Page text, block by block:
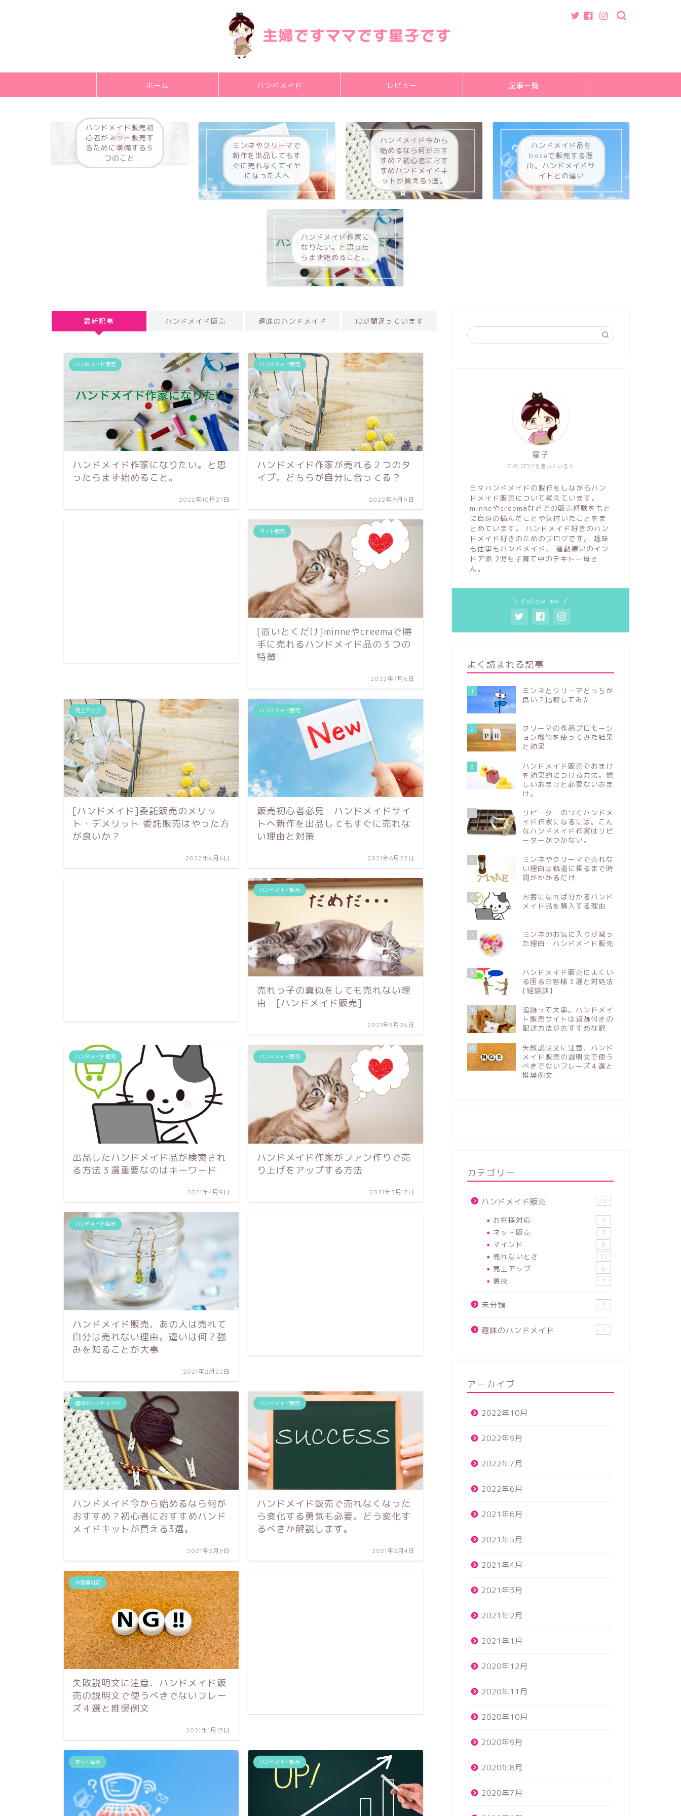
ホーム ハンドメイド レビュー 記事一覧
ハンドメイド販売初
心者がネット販売す
るために準備する５
つのこと
ミンネやクリーマで
新作を出品してもす
ぐに売れなくてイヤ
になった人へ
ハンドメイド今から
始めるなら何がおす
すめ？初心者におす
すめハンドメイドキ
ットが買える3選。
ハンドメイド品を
baseで販売する理
由。ハンドメイドサ
イトとの違い
ハンドメイド作家に
なりたい。と思った
らまず始めること。
最新記事 ハンドメイド販売 趣味のハンドメイド IDが間違っています
ハンドメイド販売
ハンドメイド作家になりたい。と思
ったらまず始めること。
2022年10月27日
ハンドメイド販売
ハンドメイド作家が売れる２つのタ
イプ。どちらが自分に合ってる？
2022年9月9日
ネット販売
[置いとくだけ]minneやcreemaで勝
手に売れるハンドメイド品の３つの
特徴
2022年7月6日
売上アップ
[ハンドメイド]委託販売のメリッ
ト・デメリット 委託販売はやった方
が良いか？
2022年6月6日
ハンドメイド販売
販売初心者必見 ハンドメイドサイ
トへ新作を出品してもすぐに売れな
い理由と対策
2021年6月22日
ハンドメイド販売
売れっ子の真似をしても売れない理
由 [ハンドメイド販売]
2021年5月26日
ハンドメイド販売
出品したハンドメイド品が検索され
る方法３選重要なのはキーワード
2021年4月9日
ハンドメイド販売
ハンドメイド作家がファン作りで売
り上げをアップする方法
2021年3月17日
ハンドメイド販売
ハンドメイド販売、あの人は売れて
自分は売れない理由。違いは何？強
みを知ることが大事
2021年2月22日
趣味のハンドメイド
ハンドメイド今から始めるなら何が
おすすめ？初心者におすすめハンド
メイドキットが買える3選。
2021年2月8日
ハンドメイド販売
ハンドメイド販売で売れなくなった
ら変化する勇気も必要。どう変化す
るべきか解説します。
2021年2月4日
お客様対応
失敗説明文に注意、ハンドメイド販
売の説明文で使うべきでないフレー
ズ４選と推奨例文
2021年1月15日
ネット販売 ハンドメイド販売
ハンドメイド作家になりたい。と思
2022年10月27日
ネット販売
[置いとくだけ]minneやcreemaで勝
ハンドメイド販売
販売初心者必見 ハンドメイドサイ
トへ新作を出品してもすぐに売れな
い理由と対策
2021年6月22日
出品したハンドメイド品が検索され
る方法３選重要なのはキーワード
2021年4月9日
ハンドメイド販売
自分は売れない理由。違いは何？強
みを知ることが大事
2021年2月22日
失敗説明文に注意、ハンドメイド販
ハンドメイド販売
ハンドメイド販売で食べていく方
ある
お客様対応
リピーターのつくハンドメイド作家
家はリピーターがつかない。
このブログを書いている人
星子
日々ハンドメイドの製作をしながらハン
ドメイド販売について考えています。
minneやcreemaなどでの販売経験をもと
に自身の悩んだことや気付いたことをま
とめています。 ハンドメイド好きのハン
ドメイド好きのためのブログです。 趣味
も仕事もハンドメイド、 運動嫌いのイン
ドア派 2児を子育て中のテキトー母さ
ん。
＼ Follow me ／
よく読まれる記事
1
ミンネとクリーマどっちが
良い？比較してみた
2
クリーマの作品プロモーシ
ョン機能を使ってみた結果
と効果
3
ハンドメイド販売でおまけ
を効果的につける方法。嬉
しいおまけと必要ないおま
け。
4
リピーターのつくハンドメ
イド作家になるには。こん
なハンドメイド作家はリピ
ーターがつかない。
5
ミンネやクリーマで売れな
い理由は軌道に乗るまで時
間がかかるだけ
6
お客になれば分かるハンド
メイド品を購入する理由
7
ミンネのお気に入りが減っ
た理由 ハンドメイド販売
8
ハンドメイド販売によくい
る困るお客様３選と対処法
[経験談]
9
追跡って大事。ハンドメイ
ト販売サイトは追跡付きの
配送方法がおすすめな訳
10
失敗説明文に注意、ハンド
メイド販売の説明文で使う
べきでないフレーズ４選と
推奨例文
カテゴリー
ハンドメイド販売 73
お客様対応 4
ネット販売 8
マインド 6
売れないとき 11
売上アップ 6
裏技 7
未分類 1
趣味のハンドメイド 7
アーカイブ
2022年10月
2022年9月
2022年7月
2022年6月
2021年6月
2021年5月
2021年4月
2021年3月
2021年2月
2021年1月
2020年12月
2020年11月
2020年10月
2020年9月
2020年8月
2020年7月